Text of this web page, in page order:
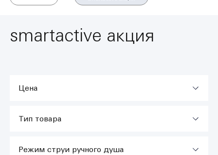
smartactive акция
Цена
Тип товара
Режим струи ручного душа